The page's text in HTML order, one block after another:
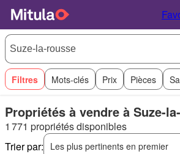
Filtres Mots-clés Prix Pièces
Propriétés à vendre à Suze-
1 771 propriétés disponibles
Trier par:
Les plus pertinents en premier